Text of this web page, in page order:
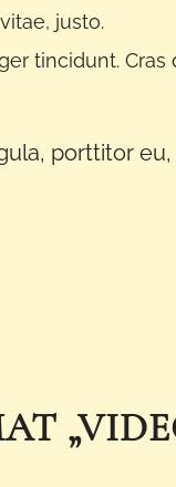
justo.
tincidunt. Cras
porttitor